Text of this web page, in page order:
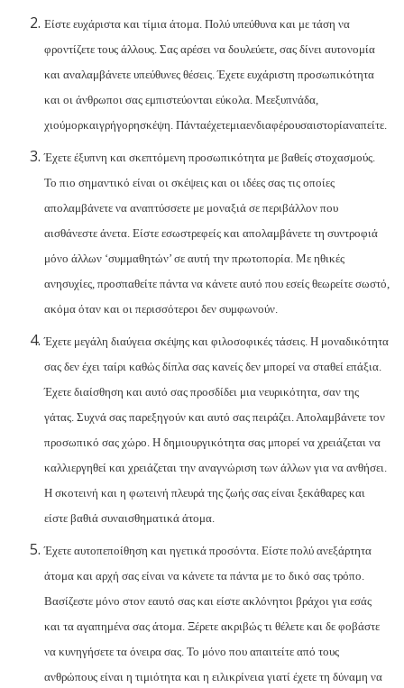
Είστε ευχάριστα και τίμια άτομα. Πολύ υπεύθυνα και με τάση να
φροντίζετε τους άλλους. Σας αρέσει να δουλεύετε, σας δίνει αυτονομία
και αναλαμβάνετε υπεύθυνες θέσεις. Έχετε ευχάριστη προσωπικότητα
και οι άνθρωποι σας εμπιστεύονται εύκολα. Μεεξυπνάδα
χιούμορκαιγρήγορησκέψη .Πάνταέχετεμιαενδιαφέρουσαιστορίαναπείτε
Έχετε έξυπνη και σκεπτόμενη προσωπικότητα με βαθείς στοχασμούς.
Το πιο σημαντικό είναι οι σκέψεις και οι ιδέες σας τις οποίες
απολαμβάνετε να αναπτύσσετε με μοναξιά σε περιβάλλον που
αισθάνεστε άνετα. Είστε εσωστρεφείς και απολαμβάνετε τη συντροφιά
μόνο άλλων ‘συμμαθητών’ σε αυτή την πρωτοπορία. Με ηθικές
ανησυχίες, προσπαθείτε πάντα να κάνετε αυτό που εσείς θεωρείτε σωστό,
ακόμα όταν και οι περισσότεροι δεν συμφωνούν.
Έχετε μεγάλη διαύγεια σκέψης και φιλοσοφικές τάσεις. Η μοναδικότητα
σας δεν έχει ταίρι καθώς δίπλα σας κανείς δεν μπορεί να σταθεί επάξια.
Έχετε διαίσθηση και αυτό σας προσδίδει μια νευρικότητα, σαν της
γάτας. Συχνά σας παρεξηγούν και αυτό σας πειράζει. Απολαμβάνετε τον
προσωπικό σας χώρο. Η δημιουργικότητα σας μπορεί να χρειάζεται να
καλλιεργηθεί και χρειάζεται την αναγνώριση των άλλων για να ανθήσει.
Η σκοτεινή και η φωτεινή πλευρά της ζωής σας είναι ξεκάθαρες και
είστε βαθιά συναισθηματικά άτομα.
Έχετε αυτοπεποίθηση και ηγετικά προσόντα. Είστε πολύ ανεξάρτητα
άτομα και αρχή σας είναι να κάνετε τα πάντα με το δικό σας τρόπο.
Βασίζεστε μόνο στον εαυτό σας και είστε ακλόνητοι βράχοι για εσάς
και τα αγαπημένα σας άτομα. Ξέρετε ακριβώς τι θέλετε και δε φοβάστε
να κυνηγήσετε τα όνειρα σας. Το μόνο που απαιτείτε από τους
ανθρώπους είναι η τιμιότητα και η ειλικρίνεια γιατί έχετε τη δύναμη να